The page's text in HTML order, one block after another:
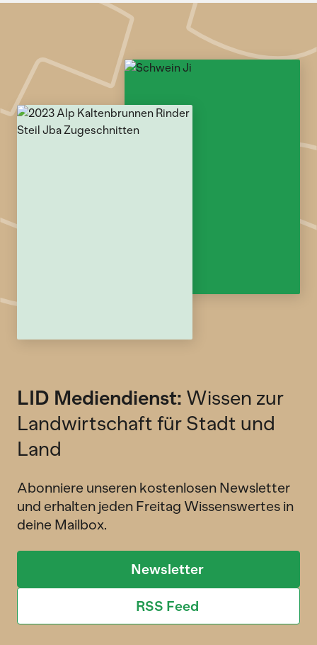
LID Mediendienst: Wissen zur
Landwirtschaft für Stadt und
Land
Abonniere unseren kostenlosen Newsletter
und erhalten jeden Freitag Wissenswertes in
deine Mailbox.
Newsletter
RSS Feed